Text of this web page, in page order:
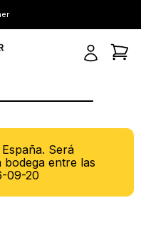
Será
bodega entre las
09-20